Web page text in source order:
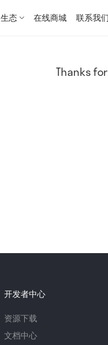
生态 在线商城 联系我们
Thanks
开发者中心
资源下载
文档中心